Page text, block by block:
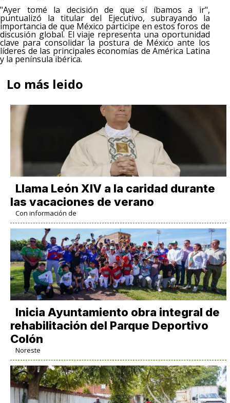
"Ayer tomé la decisión de que sí íbamos a ir",
puntualizó la titular del Ejecutivo, subrayando la
importancia de que México participe en estos foros de
discusión global. El viaje representa una oportunidad
clave para consolidar la postura de México ante los
líderes de las principales economías de América Latina
y la península ibérica.
Lo más leido
Llama León XIV a la caridad durante
las vacaciones de verano
Con información de
Inicia Ayuntamiento obra integral de
rehabilitación del Parque Deportivo
Colón
Noreste